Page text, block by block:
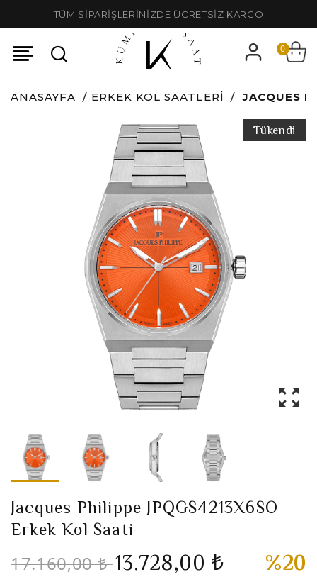
TÜM SİPARİŞLERİNİZDE ÜCRETSİZ KARGO
0
ANASAYFA ERKEK KOL SAATLERI JACQUES
Tükendi
Jacques Philippe JPQGS4213X6SO
Erkek Kol Saati
17.160,00 ₺13.728,00 ₺ %20